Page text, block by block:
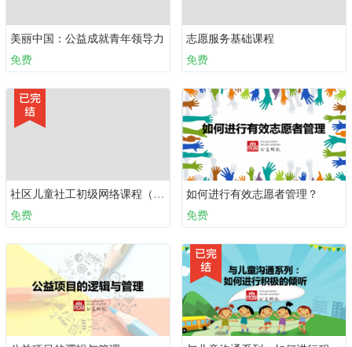
美丽中国：公益成就青年领导力
免费
志愿服务基础课程
免费
社区儿童社工初级网络课程（必备十课）：第二课 儿童权利
免费
如何进行有效志愿者管理？
免费